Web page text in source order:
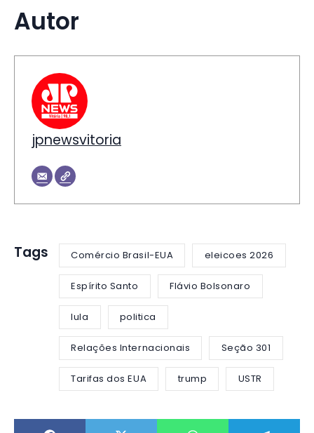
Autor
jpnewsvitoria
Tags Comércio Brasil-EUA eleicoes 2026
Espírito Santo Flávio Bolsonaro
lula politica
Relações Internacionais Seção 301
Tarifas dos EUA trump USTR